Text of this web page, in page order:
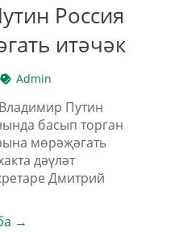
Россия
итәчәк
Admin
Путин
басып торган
мөрәҗәгать
дәүләт
Дмитрий
→